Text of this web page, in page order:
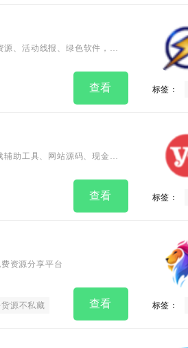
、活动线报、绿色软件，专
查看 标签：
助工具、网站源码、现金红
网,辅助论坛，我爱网，的详
查看 标签：
资源分享平台
源不私藏 查看 标签：